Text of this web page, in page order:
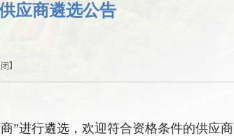
应商遴选公告
】
”进行遴选，欢迎符合资格条件的供应商